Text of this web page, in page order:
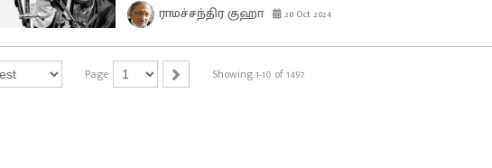
ராமச்சந்திர குஹா 20 Oct 2024
Page Showing 1-10 of 1497